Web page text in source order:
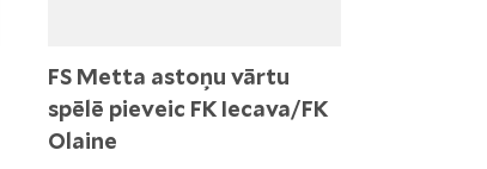
FS Metta astoņu vārtu
spēlē pieveic FK Iecava/FK
Olaine